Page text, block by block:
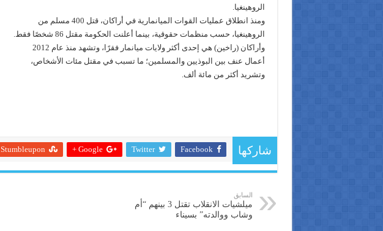
الروهينغيا.
ومنذ انطلاق عمليات القوات الميانمارية في أراكان، قتل 400 مسلم من
الروهينغيا، حسب منظمات حقوقية، بينما أعلنت الحكومة مقتل 86 شخصًا فقط.
وأراكان (راخين) هي إحدى أكثر ولايات ميانمار فقرًا، وتشهد منذ عام 2012
أعمال عنف بين البوذيين والمسلمين؛ ما تسبب في مقتل مئات الأشخاص،
وتشريد أكثر من مائة ألف.
شاركها Facebook
Twitter
Google +
Stumbleupon
السابق
ميلشيات الانقلاب تقتل 3 بينهم “أم
وشاب ووالدته” بسيناء